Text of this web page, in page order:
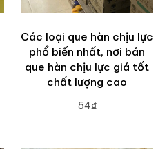
Các loại que hàn chịu lực
phổ biến nhất, nơi bán
que hàn chịu lực giá tốt
chất lượng cao
54₫